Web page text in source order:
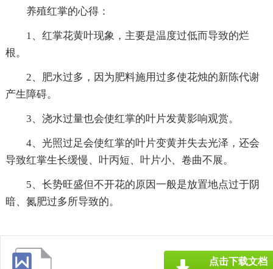
养殖红掌的心得：
1、红掌花黄叶现象，主要是温度过低而导致的烂
根。
2、肥水过多，因为肥料施用过多使花烛的新陈代谢
产生障碍。
3、浇水过量也会使红掌的叶片发黄影响观赏。
4、光照过足会使红掌的叶片变黄并失去光泽，还会
导致红掌生长缓慢、叶丙短、叶片小、卷曲不展。
5、长势旺盛但不开花的原因一般是放置地点过于阴
暗、氮肥过多所导致的。
点击下载文档